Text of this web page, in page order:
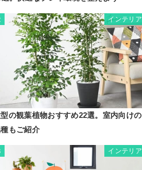
インテリア
の観葉植物おすすめ22選。室内向けの
もご紹介
インテリア